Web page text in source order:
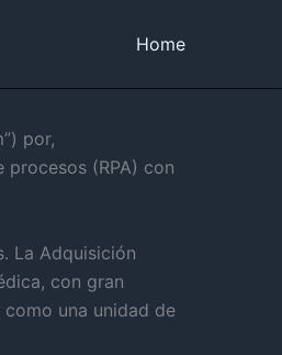
Home
por,
procesos (RPA) con
La Adquisición
con gran
una unidad de